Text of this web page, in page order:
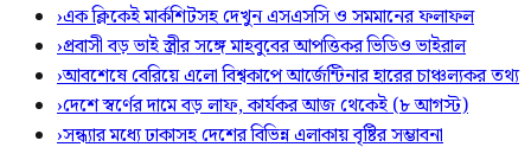
›এক ক্লিকেই মার্কশিটসহ দেখুন এসএসসি ও সমমানের ফলাফল
›প্রবাসী বড় ভাই স্ত্রীর সঙ্গে মাহবুবের আপত্তিকর ভিডিও ভাইরাল ​
›আবশেষে বেরিয়ে এলো বিশ্বকাপে আর্জেন্টিনার হারের চাঞ্চল্যকর তথ্য
›দেশে স্বর্ণের দামে বড় লাফ, কার্যকর আজ থেকেই (৮ আগস্ট)
›সন্ধ্যার মধ্যে ঢাকাসহ দেশের বিভিন্ন এলাকায় বৃষ্টির সম্ভাবনা